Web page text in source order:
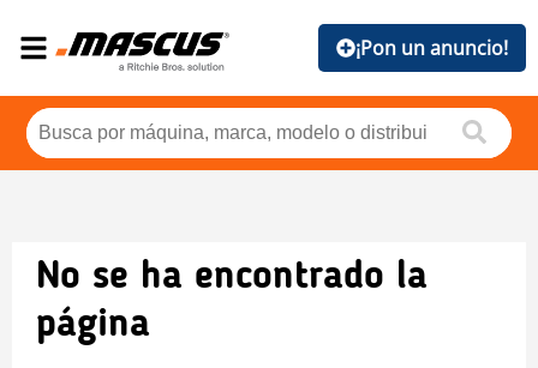
¡Pon un anuncio!
No se ha encontrado la
página